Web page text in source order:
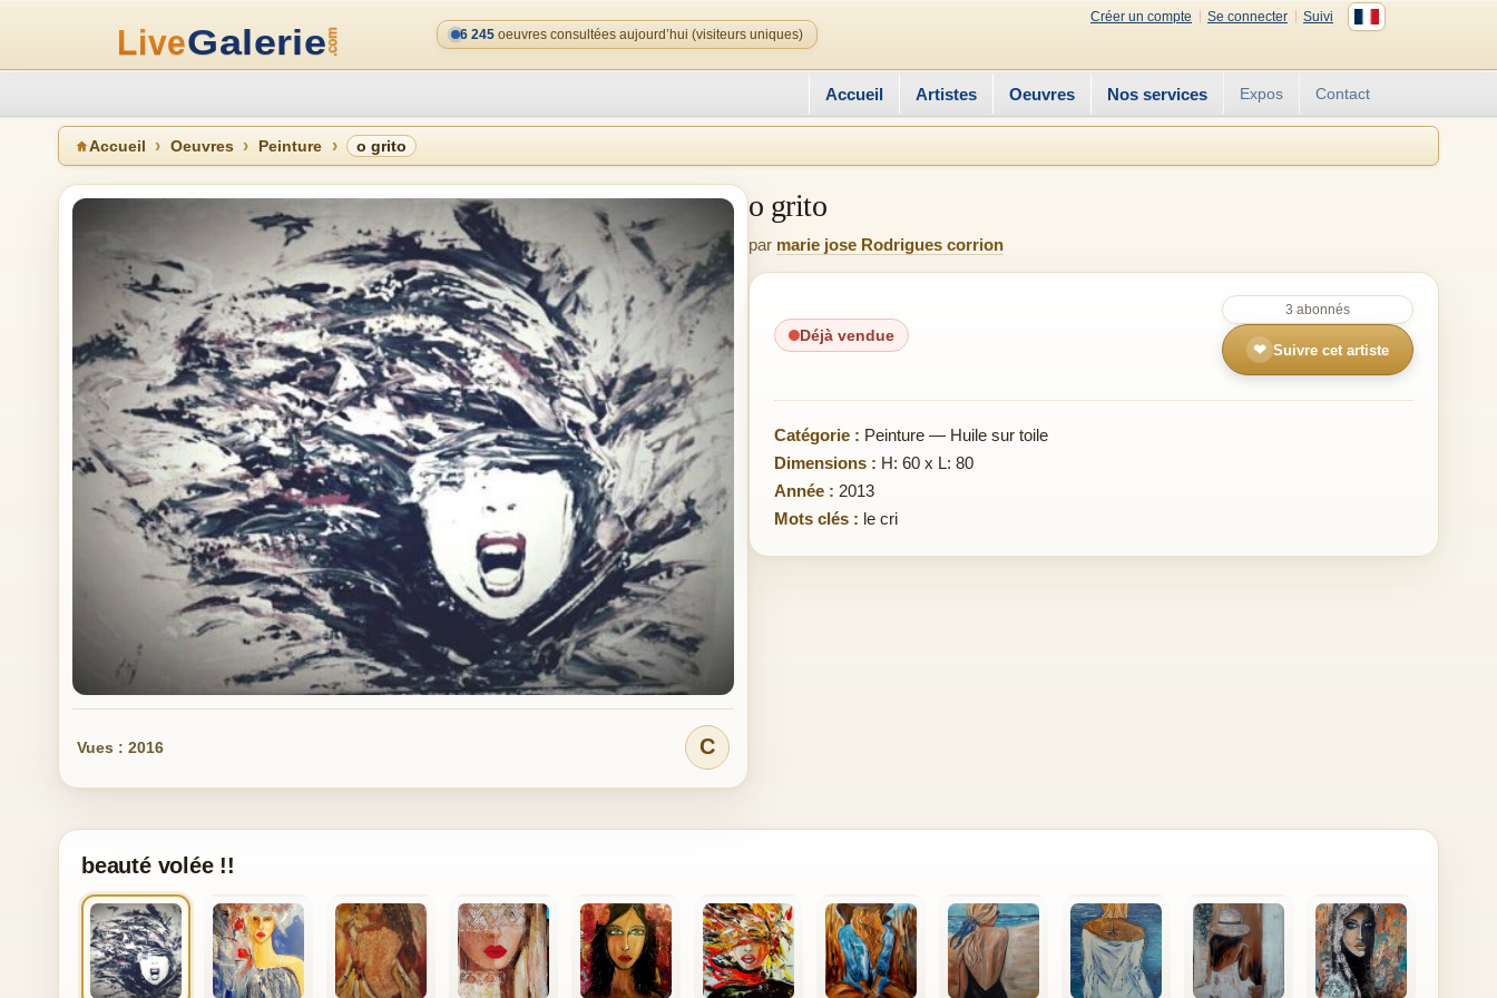
Créer un compte Se connecter
Suivi
6 245 oeuvres consultées aujourd’hui (visiteurs uniques)
Accueil Artistes Oeuvres Nos services Expos Contact
Accueil Oeuvres Peinture o grito
Vues : 2016 C
o grito
par marie jose Rodrigues corrion
Déjà vendue
3 abonnés
❤ Suivre cet artiste
Catégorie : Peinture — Huile sur toile
Dimensions : H: 60 x L: 80
Année : 2013
Mots clés : le cri
beauté volée !!